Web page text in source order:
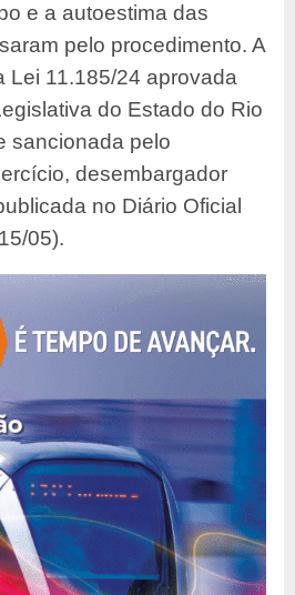
e a autoestima das
pelo procedimento. A
Lei 11.185/24 aprovada
do Estado do Rio
sancionada pelo
desembargador
no Diário Oficial
05).